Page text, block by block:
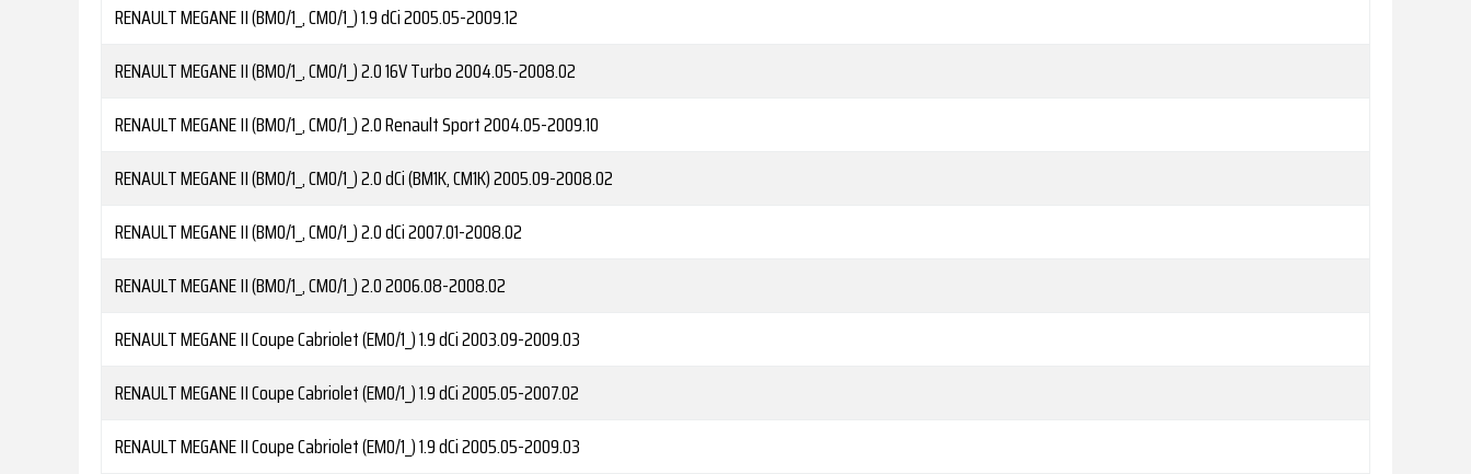
RENAULTMEGANE II (BM0/1_, CM0/1_) 1.9 dCi2005.05-2009.12
RENAULTMEGANE II (BM0/1_, CM0/1_) 2.0 16V Turbo2004.05-2008.02
RENAULTMEGANE II (BM0/1_, CM0/1_) 2.0 Renault Sport2004.05-2009.10
RENAULTMEGANE II (BM0/1_, CM0/1_) 2.0 dCi (BM1K, CM1K)2005.09-2008.02
RENAULTMEGANE II (BM0/1_, CM0/1_) 2.0 dCi2007.01-2008.02
RENAULTMEGANE II (BM0/1_, CM0/1_) 2.02006.08-2008.02
RENAULTMEGANE II Coupe Cabriolet (EM0/1_) 1.9 dCi2003.09-2009.03
RENAULTMEGANE II Coupe Cabriolet (EM0/1_) 1.9 dCi2005.05-2007.02
RENAULTMEGANE II Coupe Cabriolet (EM0/1_) 1.9 dCi2005.05-2009.03